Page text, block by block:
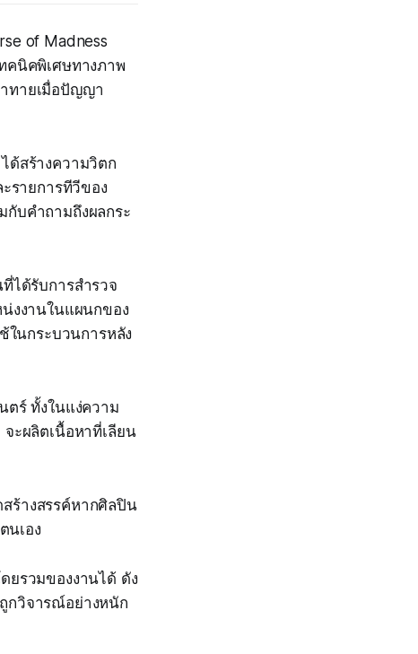
of Madness
คนิคพิเศษทางภาพ
ทายเมื่อปัญญา
ด้สร้างความวิตก
รายการทีวีของ
บคำถามถึงผลกระ
ได้รับการสำรวจ
น่งงานในแผนกของ
ในกระบวนการหลัง
ตร์ ทั้งในแง่ความ
ะผลิตเนื้อหาที่เลียน
ร้างสรรค์หากศิลปิน
นเอง
ยรวมของงานได้ ดัง
กวิจารณ์อย่างหนัก